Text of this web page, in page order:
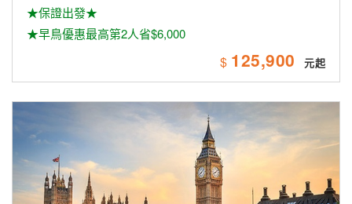
★保證出發★
★早鳥優惠最高第2人省$6,000
$ 125,900